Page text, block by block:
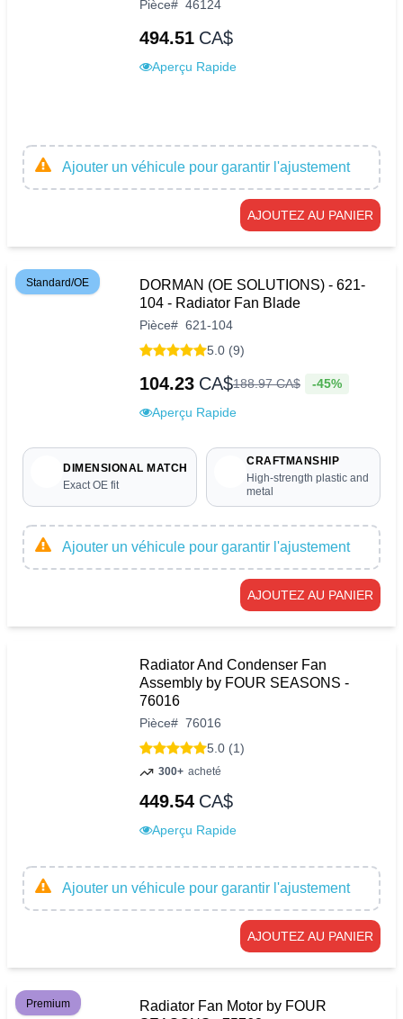
Pièce# 46124
494.51 CA$
Aperçu Rapide
Ajouter un véhicule pour garantir l'ajustement
AJOUTEZ AU PANIER
Standard/OE
DORMAN (OE SOLUTIONS) - 621-
104 - Radiator Fan Blade
Pièce# 621-104
5.0 (9)
104.23 CA$188.97CA$ -45%
Aperçu Rapide
DIMENSIONAL MATCH
Exact OE fit
CRAFTMANSHIP
High-strength plastic and
metal
Ajouter un véhicule pour garantir l'ajustement
AJOUTEZ AU PANIER
Radiator And Condenser Fan
Assembly by FOUR SEASONS -
76016
Pièce# 76016
5.0 (1)
300+ acheté
449.54 CA$
Aperçu Rapide
Ajouter un véhicule pour garantir l'ajustement
AJOUTEZ AU PANIER
Premium
Radiator Fan Motor by FOUR